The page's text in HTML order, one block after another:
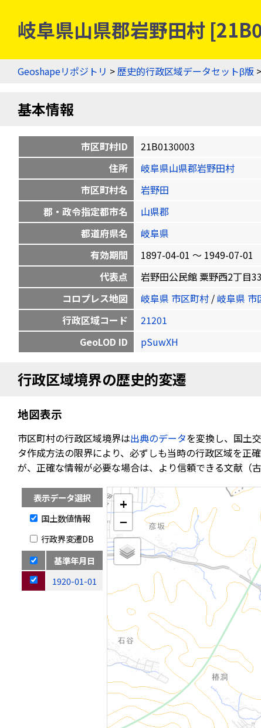
岐阜県山県郡岩野田村
Geoshapeリポジトリ >歴史的行政区域データセットβ版 >
基本情報
市区町村ID
21B0130003
住所
岐阜県山県郡岩野田村
市区町村名
岩野田
郡・政令指定都市名
山県郡
都道府県名
岐阜県
有効期間
1897-04-01 〜 1949-07-01
代表点
岩野田公民館 粟野西2丁目
コロプレス地図
岐阜県 市区町村 /岐阜県 市
行政区域コード
21201
GeoLOD ID
pSuwXH
行政区域境界の歴史的変遷
地図表示
市区町村の行政区域境界は出典のデータを変換し、国土
タ作成方法の限界により、必ずしも当時の行政区域を正
が、正確な情報が必要な場合は、より信頼できる文献（
表示データ選択
国土数値情報
行政界変遷DB
基準年月日
1920-01-01
+
−